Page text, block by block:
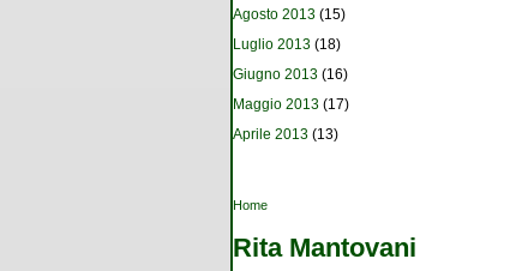
Agosto 2013 (15)
Luglio 2013 (18)
Giugno 2013 (16)
Maggio 2013 (17)
Aprile 2013 (13)
Tu sei qui
Home
Rita Mantovani